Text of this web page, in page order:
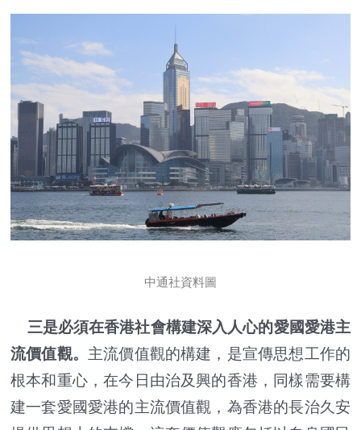
中通社資料圖
三是必須在香港社會構建深入人心的愛國愛港主
流價值觀。 主流價值觀的構建，是宣傳思想工作的
根本和重心，在今日由治及興的香港，同樣需要構
建一套愛國愛港的主流價值觀，為香港的長治久安